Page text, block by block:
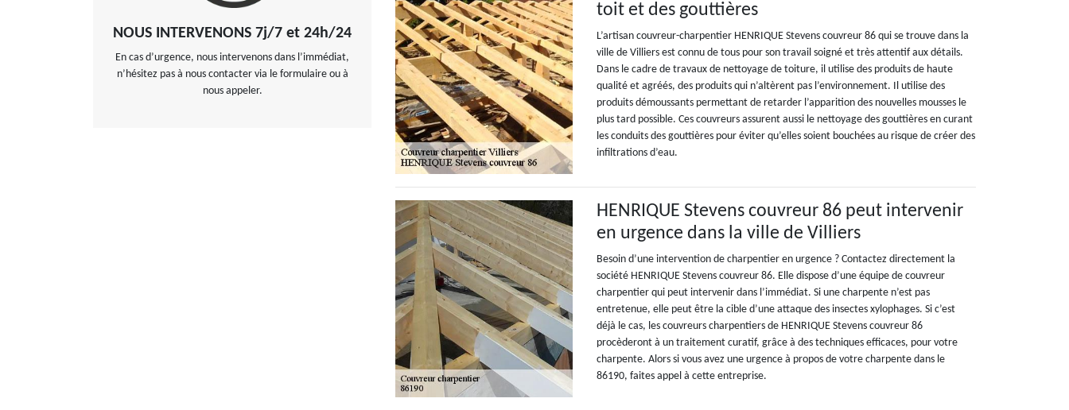
NOUS INTERVENONS 7j/7 et 24h/24
En cas d’urgence, nous intervenons dans l’immédiat,
n’hésitez pas à nous contacter via le formulaire ou à
nous appeler.
toit et des gouttières
L’artisan couvreur-charpentier HENRIQUE Stevens couvreur 86 qui se trouve dans la
ville de Villiers est connu de tous pour son travail soigné et très attentif aux détails.
Dans le cadre de travaux de nettoyage de toiture, il utilise des produits de haute
qualité et agréés, des produits qui n’altèrent pas l’environnement. Il utilise des
produits démoussants permettant de retarder l’apparition des nouvelles mousses le
plus tard possible. Ces couvreurs assurent aussi le nettoyage des gouttières en curant
les conduits des gouttières pour éviter qu’elles soient bouchées au risque de créer des
infiltrations d’eau.
HENRIQUE Stevens couvreur 86 peut intervenir
en urgence dans la ville de Villiers
Besoin d’une intervention de charpentier en urgence ? Contactez directement la
société HENRIQUE Stevens couvreur 86. Elle dispose d’une équipe de couvreur
charpentier qui peut intervenir dans l’immédiat. Si une charpente n’est pas
entretenue, elle peut être la cible d’une attaque des insectes xylophages. Si c’est
déjà le cas, les couvreurs charpentiers de HENRIQUE Stevens couvreur 86
procèderont à un traitement curatif, grâce à des techniques efficaces, pour votre
charpente. Alors si vous avez une urgence à propos de votre charpente dans le
86190, faites appel à cette entreprise.